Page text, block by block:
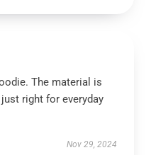
The material is
right for everyday
Nov 29, 2024